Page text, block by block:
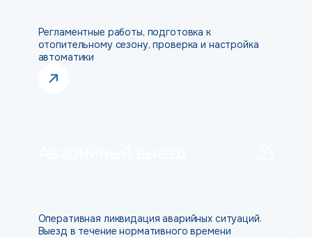
Регламентные работы, подготовка к
отопительному сезону, проверка и настройка
автоматики
Оперативная ликвидация аварийных ситуаций.
Выезд в течение нормативного времени